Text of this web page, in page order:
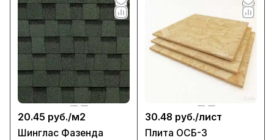
20.45 руб./м2
Шинглас Фазенда
30.48 руб./лист
Плита ОСБ-3